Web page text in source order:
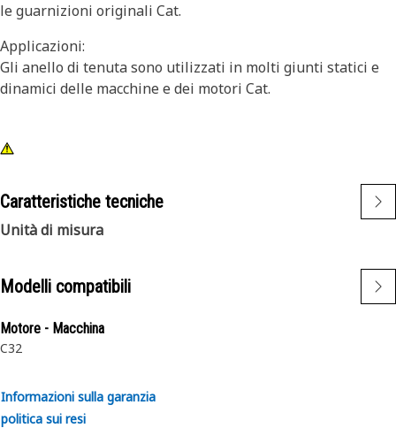
le guarnizioni originali Cat.
Applicazioni:
Gli anello di tenuta sono utilizzati in molti giunti statici e
dinamici delle macchine e dei motori Cat.
Caratteristiche tecniche
Unità di misura
Modelli compatibili
Motore - Macchina
C32
Informazioni sulla garanzia
politica sui resi